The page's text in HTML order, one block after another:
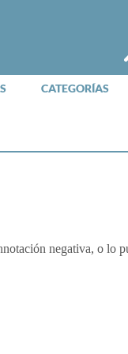
CATEGORÍAS
negativa, o lo